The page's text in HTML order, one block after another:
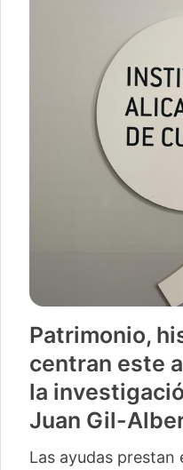
Patrimonio,
centran este
la
Juan Gil-
Las ayudas prestan